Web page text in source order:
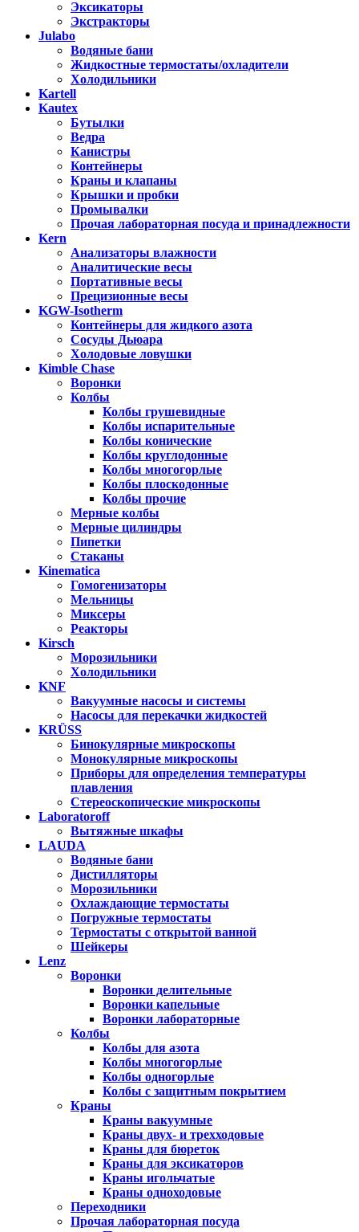
Эксикаторы
Экстракторы
Julabo
Водяные бани
Жидкостные термостаты/охладители
Холодильники
Kartell
Kautex
Бутылки
Ведра
Канистры
Контейнеры
Краны и клапаны
Крышки и пробки
Промывалки
Прочая лабораторная посуда и принадлежности
Kern
Анализаторы влажности
Аналитические весы
Портативные весы
Прецизионные весы
KGW-Isotherm
Контейнеры для жидкого азота
Сосуды Дьюара
Холодовые ловушки
Kimble Chase
Воронки
Колбы
Колбы грушевидные
Колбы испарительные
Колбы конические
Колбы круглодонные
Колбы многогорлые
Колбы плоскодонные
Колбы прочие
Мерные колбы
Мерные цилиндры
Пипетки
Стаканы
Kinematica
Гомогенизаторы
Мельницы
Миксеры
Реакторы
Kirsch
Морозильники
Холодильники
KNF
Вакуумные насосы и системы
Насосы для перекачки жидкостей
KRÜSS
Бинокулярные микроскопы
Монокулярные микроскопы
Приборы для определения температуры
плавления
Стереоскопические микроскопы
Laboratoroff
Вытяжные шкафы
LAUDA
Водяные бани
Дистилляторы
Морозильники
Охлаждающие термостаты
Погружные термостаты
Термостаты с открытой ванной
Шейкеры
Lenz
Воронки
Воронки делительные
Воронки капельные
Воронки лабораторные
Колбы
Колбы для азота
Колбы многогорлые
Колбы одногорлые
Колбы с защитным покрытием
Краны
Краны вакуумные
Краны двух- и трехходовые
Краны для бюреток
Краны для эксикаторов
Краны игольчатые
Краны одноходовые
Переходники
Прочая лабораторная посуда